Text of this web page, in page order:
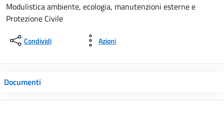
Modulistica ambiente, ecologia, manutenzioni esterne e
Protezione Civile
Condividi Azioni
Documenti